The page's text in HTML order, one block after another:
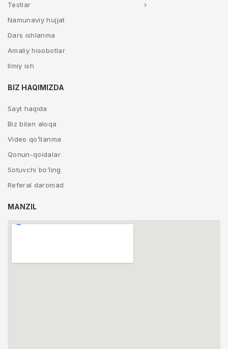
Testlar
Namunaviy hujjat
Dars ishlanma
Amaliy hisobotlar
Ilmiy ish
BIZ HAQIMIZDA
Sayt haqida
Biz bilan aloqa
Video qo’llanma
Qonun-qoidalar
Sotuvchi bo’ling
Referal daromad
MANZIL